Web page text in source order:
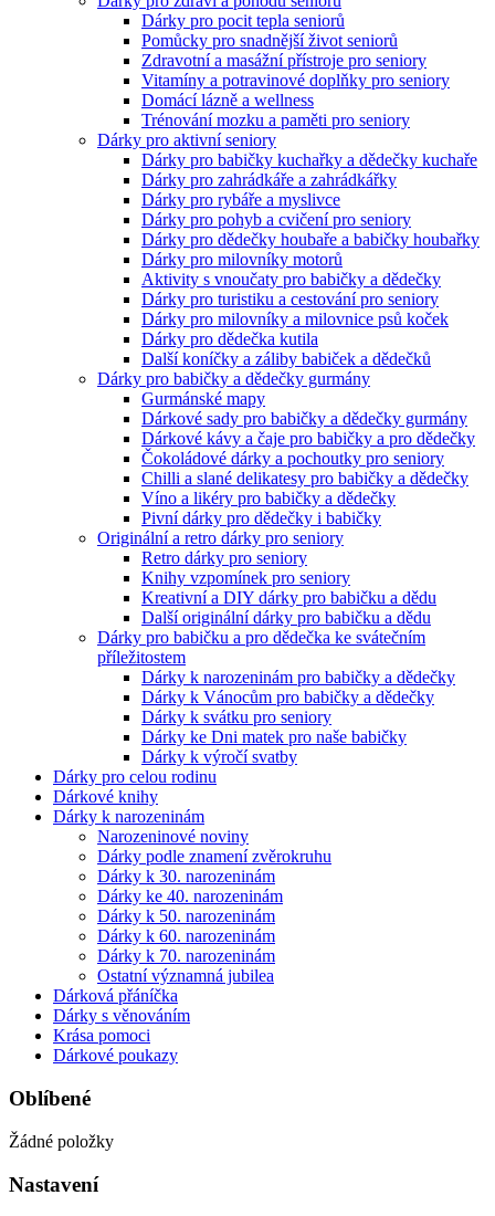
Dárky pro pocit tepla seniorů
Pomůcky pro snadnější život seniorů
Zdravotní a masážní přístroje pro seniory
Vitamíny a potravinové doplňky pro seniory
Domácí lázně a wellness
Trénování mozku a paměti pro seniory
Dárky pro aktivní seniory
Dárky pro babičky kuchařky a dědečky kuchaře
Dárky pro zahrádkáře a zahrádkářky
Dárky pro rybáře a myslivce
Dárky pro pohyb a cvičení pro seniory
Dárky pro dědečky houbaře a babičky houbařky
Dárky pro milovníky motorů
Aktivity s vnoučaty pro babičky a dědečky
Dárky pro turistiku a cestování pro seniory
Dárky pro milovníky a milovnice psů koček
Dárky pro dědečka kutila
Další koníčky a záliby babiček a dědečků
Dárky pro babičky a dědečky gurmány
Gurmánské mapy
Dárkové sady pro babičky a dědečky gurmány
Dárkové kávy a čaje pro babičky a pro dědečky
Čokoládové dárky a pochoutky pro seniory
Chilli a slané delikatesy pro babičky a dědečky
Víno a likéry pro babičky a dědečky
Pivní dárky pro dědečky i babičky
Originální a retro dárky pro seniory
Retro dárky pro seniory
Knihy vzpomínek pro seniory
Kreativní a DIY dárky pro babičku a dědu
Další originální dárky pro babičku a dědu
Dárky pro babičku a pro dědečka ke svátečním
příležitostem
Dárky k narozeninám pro babičky a dědečky
Dárky k Vánocům pro babičky a dědečky
Dárky k svátku pro seniory
Dárky ke Dni matek pro naše babičky
Dárky k výročí svatby
Dárky pro celou rodinu
Dárkové knihy
Dárky k narozeninám
Narozeninové noviny
Dárky podle znamení zvěrokruhu
Dárky k 30. narozeninám
Dárky ke 40. narozeninám
Dárky k 50. narozeninám
Dárky k 60. narozeninám
Dárky k 70. narozeninám
Ostatní významná jubilea
Dárková přáníčka
Dárky s věnováním
Krása pomoci
Dárkové poukazy
Oblíbené
Žádné položky
Nastavení